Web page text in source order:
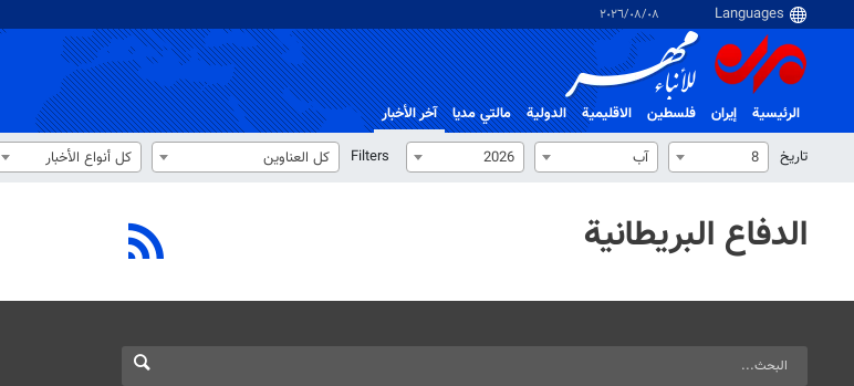
٠٨‏/٠٨‏/٢٠٢٦
الرئيسية إيران فلسطین الاقلیمیة الدولية مالتي مدیا
آخر الأخبار
تاریخ
8 آب 2026
Filters كل العناوين كل أنواع الأخبار
الدفاع البريطانية